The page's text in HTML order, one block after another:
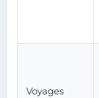
Voyages